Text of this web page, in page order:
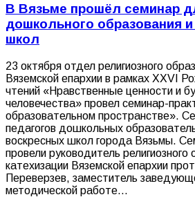
В Вязьме прошёл семинар
дошкольного образования
школ
23 октября отдел религиозного
Вяземской епархии в рамках XXVI
чтений «Нравственные ценности и
человечества» провел семинар-
образовательном пространстве».
педагогов дошкольных
воскресных школ города Вязьмы.
провели руководитель религиозного
катехизации Вяземской епархии
Переверзев, заместитель
методической работе…